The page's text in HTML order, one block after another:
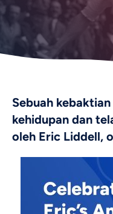
Sebuah
kehidupan dan
oleh Eric Liddell,